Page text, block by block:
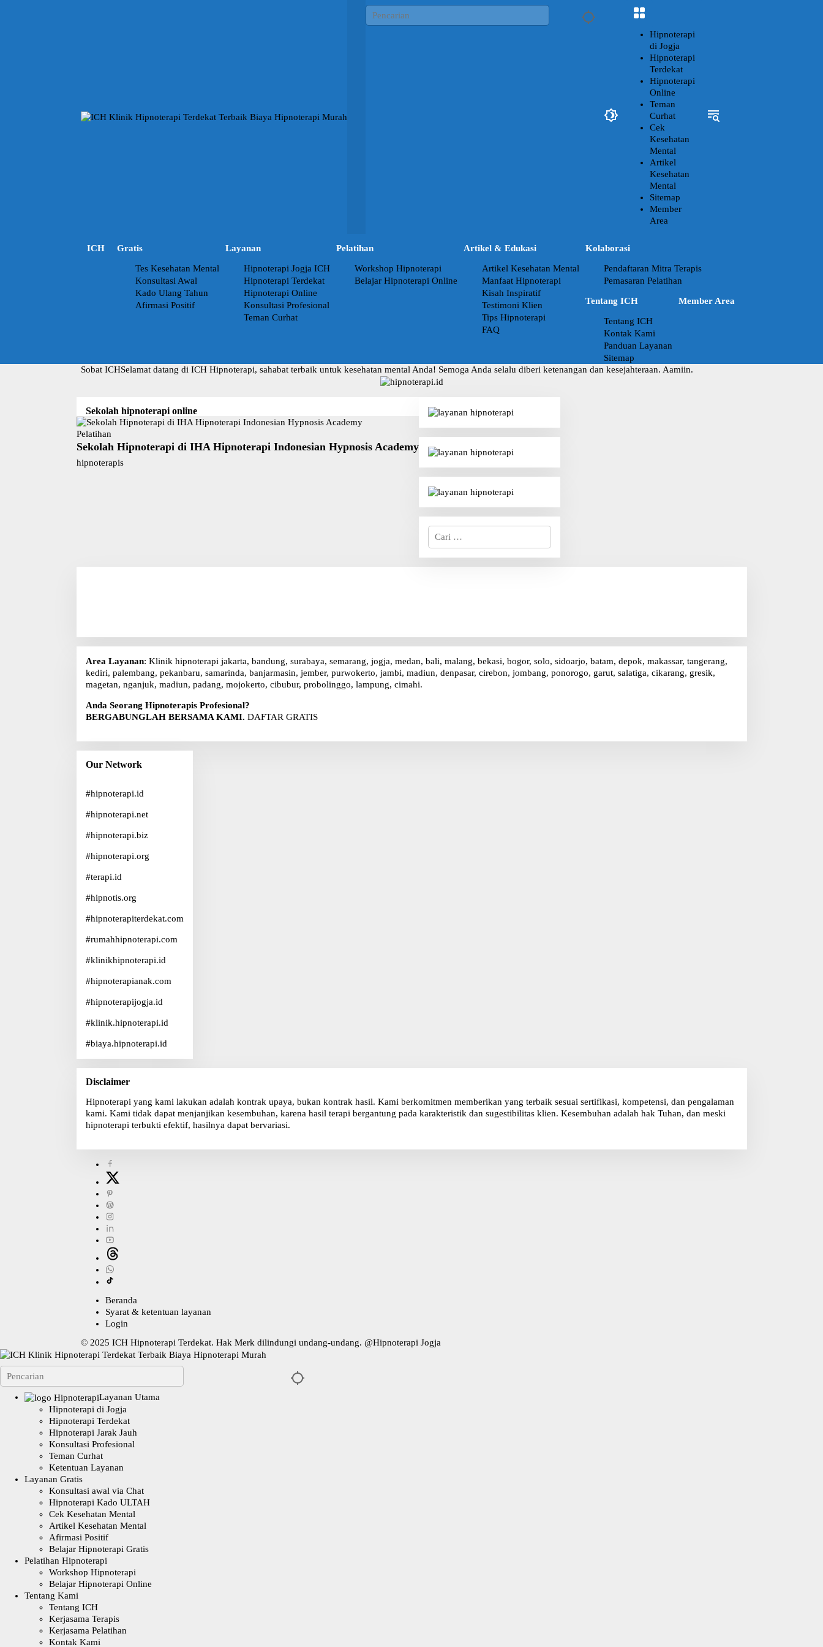
Hipnoterapi
di Jogja
Hipnoterapi
Terdekat
Hipnoterapi
Online
Teman
Curhat
Cek
Kesehatan
Mental
Artikel
Kesehatan
Mental
Sitemap
Member
Area
ICH Gratis
Tes Kesehatan Mental
Konsultasi Awal
Kado Ulang Tahun
Afirmasi Positif
Layanan
Hipnoterapi Jogja ICH
Hipnoterapi Terdekat
Hipnoterapi Online
Konsultasi Profesional
Teman Curhat
Pelatihan
Workshop Hipnoterapi
Belajar Hipnoterapi Online
Artikel & Edukasi
Artikel Kesehatan Mental
Manfaat Hipnoterapi
Kisah Inspiratif
Testimoni Klien
Tips Hipnoterapi
FAQ
Kolaborasi
Pendaftaran Mitra Terapis
Pemasaran Pelatihan
Tentang ICH
Tentang ICH
Kontak Kami
Panduan Layanan
Sitemap
Member Area
Sobat ICHSelamat datang di ICH Hipnoterapi, sahabat terbaik untuk kesehatan mental Anda! Semoga Anda selalu diberi ketenangan dan kesejahteraan. Aamiin.
Sekolah hipnoterapi online
Pelatihan
Sekolah Hipnoterapi di IHA Hipnoterapi Indonesian Hypnosis Academy
hipnoterapis
:
Area Layanan: Klinik hipnoterapi jakarta, bandung, surabaya, semarang, jogja, medan, bali, malang, bekasi, bogor, solo, sidoarjo, batam, depok, makassar, tangerang,
kediri, palembang, pekanbaru, samarinda, banjarmasin, jember, purwokerto, jambi, madiun, denpasar, cirebon, jombang, ponorogo, garut, salatiga, cikarang, gresik,
magetan, nganjuk, madiun, padang, mojokerto, cibubur, probolinggo, lampung, cimahi.
Anda Seorang Hipnoterapis Profesional?
BERGABUNGLAH BERSAMA KAMI. DAFTAR GRATIS
Our Network
#hipnoterapi.id
#hipnoterapi.net
#hipnoterapi.biz
#hipnoterapi.org
#terapi.id
#hipnotis.org
#hipnoterapiterdekat.com
#rumahhipnoterapi.com
#klinikhipnoterapi.id
#hipnoterapianak.com
#hipnoterapijogja.id
#klinik.hipnoterapi.id
#biaya.hipnoterapi.id
Disclaimer
Hipnoterapi yang kami lakukan adalah kontrak upaya, bukan kontrak hasil. Kami berkomitmen memberikan yang terbaik sesuai sertifikasi, kompetensi, dan pengalaman
kami. Kami tidak dapat menjanjikan kesembuhan, karena hasil terapi bergantung pada karakteristik dan sugestibilitas klien. Kesembuhan adalah hak Tuhan, dan meski
hipnoterapi terbukti efektif, hasilnya dapat bervariasi.
Beranda
Syarat & ketentuan layanan
Login
© 2025 ICH Hipnoterapi Terdekat. Hak Merk dilindungi undang-undang. @Hipnoterapi Jogja
Layanan Utama
Hipnoterapi di Jogja
Hipnoterapi Terdekat
Hipnoterapi Jarak Jauh
Konsultasi Profesional
Teman Curhat
Ketentuan Layanan
Layanan Gratis
Konsultasi awal via Chat
Hipnoterapi Kado ULTAH
Cek Kesehatan Mental
Artikel Kesehatan Mental
Afirmasi Positif
Belajar Hipnoterapi Gratis
Pelatihan Hipnoterapi
Workshop Hipnoterapi
Belajar Hipnoterapi Online
Tentang Kami
Tentang ICH
Kerjasama Terapis
Kerjasama Pelatihan
Kontak Kami